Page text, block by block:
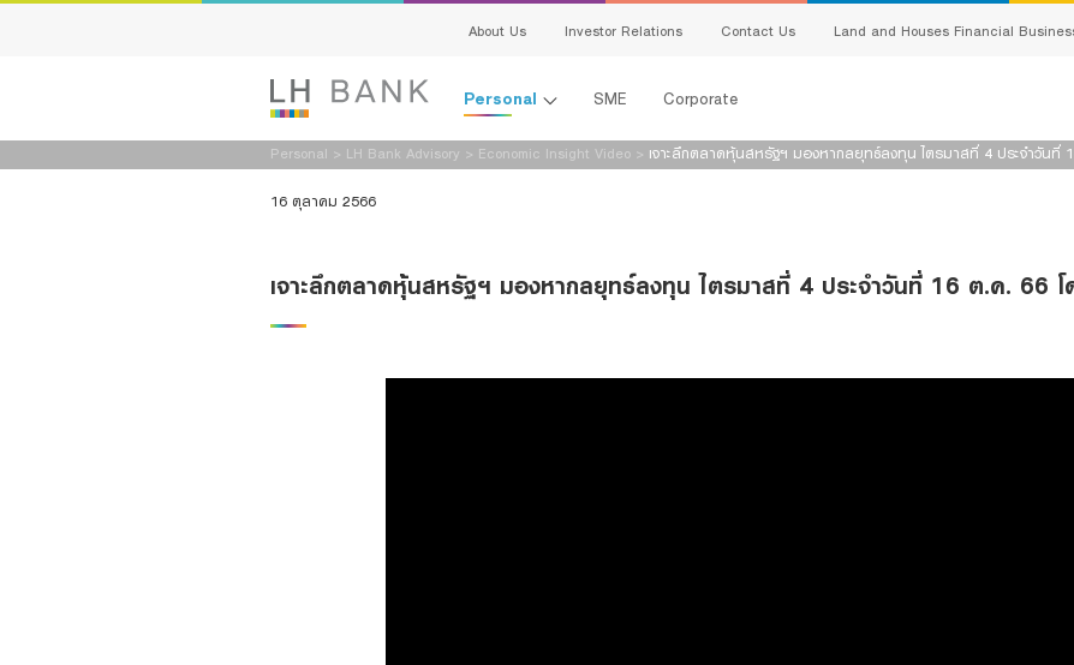
About Us Investor Relations Contact Us Land and Houses Financial
Personal SME Corporate
Insurance
Personal > LH Bank Advisory > Economic Insight Video > เจาะลึกตลาดหุ้นสหรัฐฯ มองหากลยุทธ์ลงทุน ไตรมาสที่ 4 ประจำวันที่
16 ตุลาคม 2566
เจาะลึกตลาดหุ้นสหรัฐฯ มองหากลยุทธ์ลงทุน ไตรมาสที่ 4 ประจำวันที่ 16 ต.ค. 66